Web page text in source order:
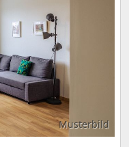
Musterbild